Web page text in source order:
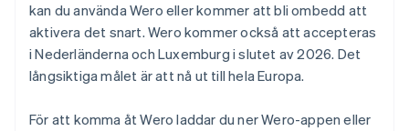
kan du använda Wero eller kommer att bli ombedd att
aktivera det snart. Wero kommer också att accepteras
i Nederländerna och Luxemburg i slutet av 2026. Det
långsiktiga målet är att nå ut till hela Europa.
För att komma åt Wero laddar du ner Wero-appen eller